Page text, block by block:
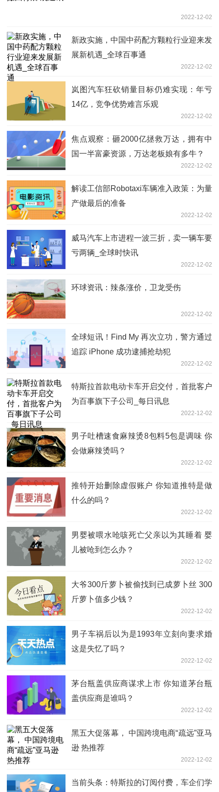
2022-12-02
新政实施，中国中药配方颗粒行业迎来发
展新机遇_全球百事通
2022-12-02
岚图汽车狂砍销量目标仍难实现：年亏
14亿，竞争优势难言乐观
2022-12-02
焦点观察：砸2000亿拯救万达，拥有中
国一半富豪资源，万达老板娘有多牛？
2022-12-02
解读工信部Robotaxi车辆准入政策：为量
产做最后的准备
2022-12-02
威马汽车上市进程一波三折，卖一辆车要
亏两辆_全球时快讯
2022-12-02
环球资讯：辣条涨价，卫龙受伤
2022-12-02
全球短讯！Find My 再次立功，警方通过
追踪 iPhone 成功逮捕抢劫犯
2022-12-02
特斯拉首款电动卡车开启交付，首批客户
为百事旗下子公司_每日讯息
2022-12-02
男子吐槽速食麻辣烫8包料5包是调味 你
会做麻辣烫吗？
2022-12-02
推特开始删除虚假账户 你知道推特是做
什么的吗？
2022-12-02
男婴被喂水呛咳死亡父亲以为其睡着 婴
儿被呛到怎么办？
2022-12-02
大爷300斤萝卜被偷找到已成萝卜丝 300
斤萝卜值多少钱？
2022-12-02
男子车祸后以为是1993年立刻向妻求婚
这是失忆了吗？
2022-12-02
茅台瓶盖供应商谋求上市 你知道茅台瓶
盖供应商是谁吗？
2022-12-02
黑五大促落幕， 中国跨境电商“疏远”亚马
逊 热推荐
2022-12-02
当前头条：特斯拉的订阅付费，车企们学